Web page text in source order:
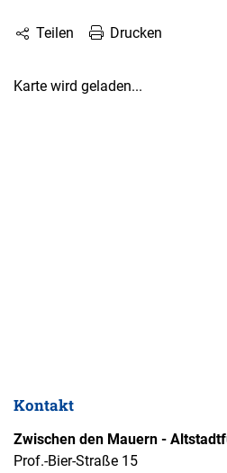
Teilen Drucken
Karte wird geladen...
Kontakt
Zwischen den Mauern -
Prof.-Bier-Straße 15